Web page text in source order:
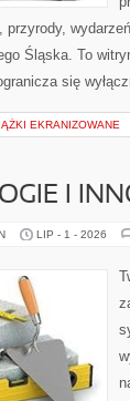
przyrody,
Śląska. To
się
EKRANIZOWANE
I
LIP - 1 - 2026